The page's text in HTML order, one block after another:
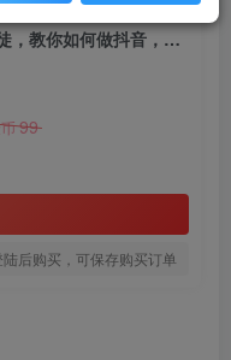
抖音招商矩阵号＋IP人设号+变现收徒，教你如何做抖音，通过抖音如何变现
99
后购买，可保存购买订单